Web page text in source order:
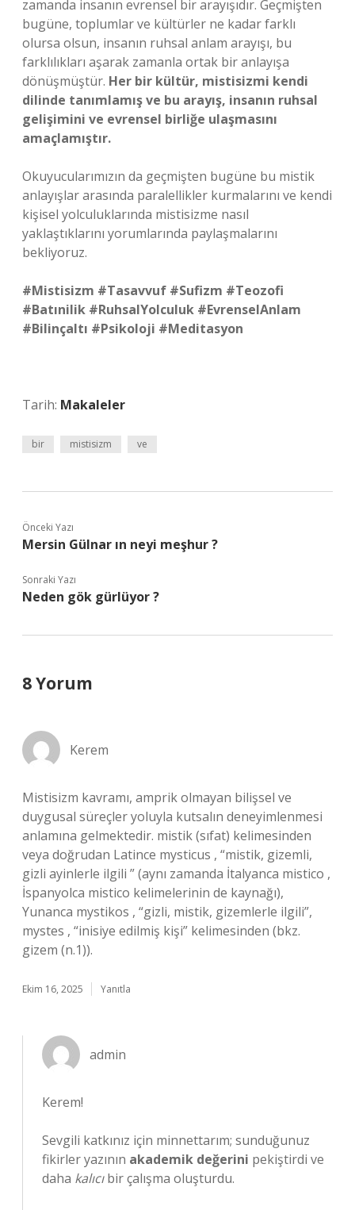
zamanda insanın evrensel bir arayışıdır. Geçmişten
bugüne, toplumlar ve kültürler ne kadar farklı
olursa olsun, insanın ruhsal anlam arayışı, bu
farklılıkları aşarak zamanla ortak bir anlayışa
dönüşmüştür. Her bir kültür, mistisizmi kendi
dilinde tanımlamış ve bu arayış, insanın ruhsal
gelişimini ve evrensel birliğe ulaşmasını
amaçlamıştır.
Okuyucularımızın da geçmişten bugüne bu mistik
anlayışlar arasında paralellikler kurmalarını ve kendi
kişisel yolculuklarında mistisizme nasıl
yaklaştıklarını yorumlarında paylaşmalarını
bekliyoruz.
#Mistisizm #Tasavvuf #Sufizm #Teozofi
#Batınilik #RuhsalYolculuk #EvrenselAnlam
#Bilinçaltı #Psikoloji #Meditasyon
Tarih: Makaleler
bir mistisizm ve
Önceki Yazı
Mersin Gülnar ın neyi meşhur ?
Sonraki Yazı
Neden gök gürlüyor ?
8 Yorum
Kerem
Mistisizm kavramı, amprik olmayan bilişsel ve
duygusal süreçler yoluyla kutsalın deneyimlenmesi
anlamına gelmektedir. mistik (sıfat) kelimesinden
veya doğrudan Latince mysticus , “mistik, gizemli,
gizli ayinlerle ilgili ” (aynı zamanda İtalyanca mistico ,
İspanyolca mistico kelimelerinin de kaynağı),
Yunanca mystikos , “gizli, mistik, gizemlerle ilgili”,
mystes , “inisiye edilmiş kişi” kelimesinden (bkz.
gizem (n.1)).
Ekim 16, 2025 Yanıtla
admin
Kerem!
Sevgili katkınız için minnettarım; sunduğunuz
fikirler yazının akademik değerini pekiştirdi ve
daha kalıcıbir çalışma oluşturdu.